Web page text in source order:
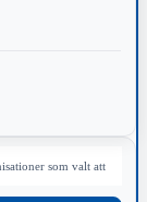
som valt att